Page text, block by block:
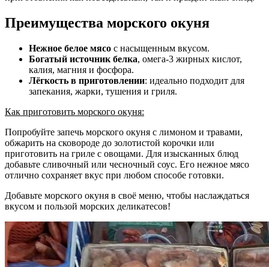
Преимущества морского окуня
Нежное белое мясо с насыщенным вкусом.
Богатый источник белка, омега-3 жирных кислот,
калия, магния и фосфора.
Лёгкость в приготовлении: идеально подходит для
запекания, жарки, тушения и гриля.
Как приготовить морского окуня:
Попробуйте запечь морского окуня с лимоном и травами,
обжарить на сковороде до золотистой корочки или
приготовить на гриле с овощами. Для изысканных блюд
добавьте сливочный или чесночный соус. Его нежное мясо
отлично сохраняет вкус при любом способе готовки.
Добавьте морского окуня в своё меню, чтобы наслаждаться
вкусом и пользой морских деликатесов!